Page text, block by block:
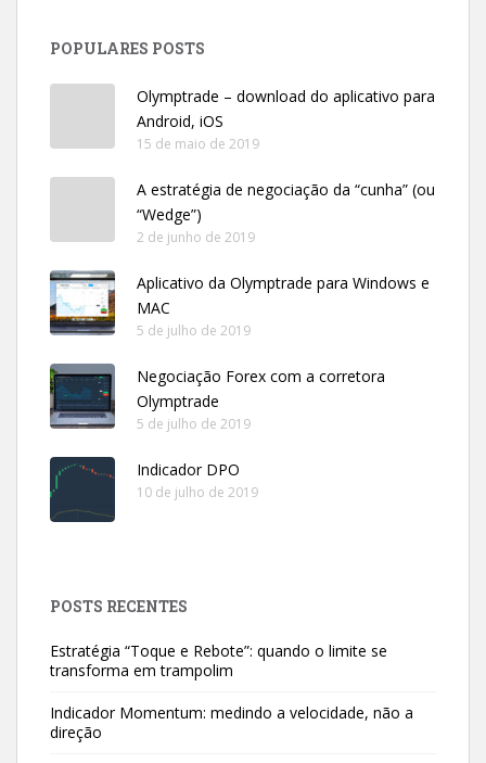
POPULARES POSTS
Olymptrade – download do aplicativo para
Android, iOS
15 de maio de 2019
A estratégia de negociação da “cunha” (ou
“Wedge”)
2 de junho de 2019
Aplicativo da Olymptrade para Windows e
MAC
5 de julho de 2019
Negociação Forex com a corretora
Olymptrade
5 de julho de 2019
Indicador DPO
10 de julho de 2019
POSTS RECENTES
Estratégia “Toque e Rebote”: quando o limite se
transforma em trampolim
Indicador Momentum: medindo a velocidade, não a
direção